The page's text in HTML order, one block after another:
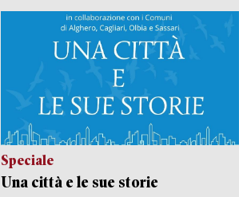
Speciale
Una città e le sue storie